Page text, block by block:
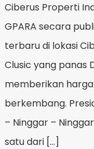
Ciberus Properti
GPARA secara
terbaru di lokasi
Clusic yang panas
memberikan
berkembang.
– Ninggar –
satu dari […]